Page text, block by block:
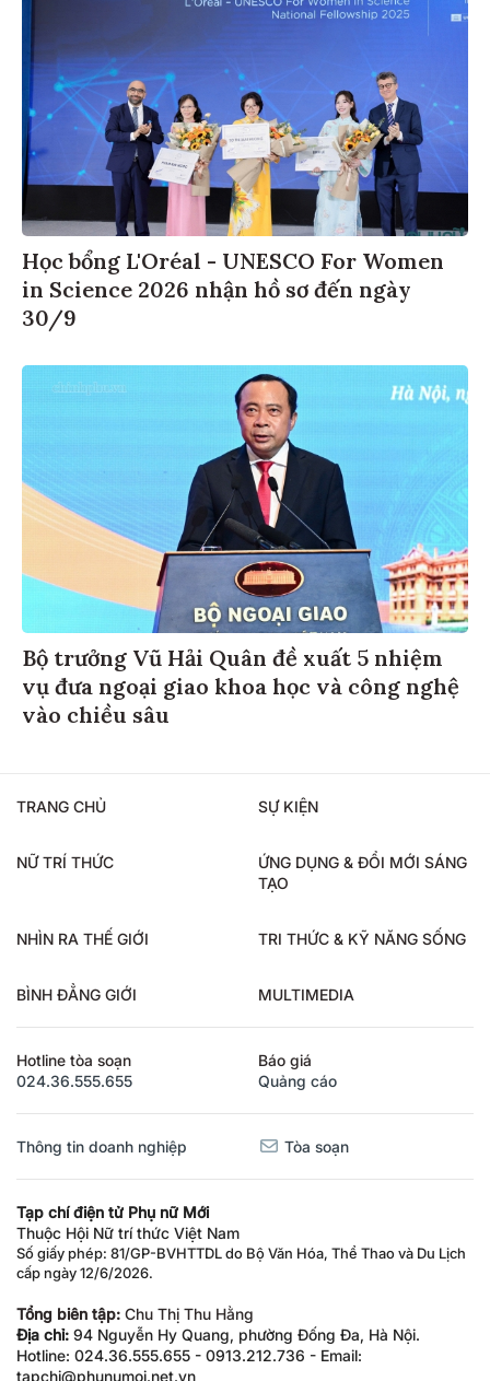
Học bổng L'Oréal - UNESCO For Women
in Science 2026 nhận hồ sơ đến ngày
30/9
Bộ trưởng Vũ Hải Quân đề xuất 5 nhiệm
vụ đưa ngoại giao khoa học và công nghệ
vào chiều sâu
TRANG CHỦ SỰ KIỆN
NỮ TRÍ THỨC
ỨNG DỤNG & ĐỔI MỚI SÁNG
TẠO
NHÌN RA THẾ GIỚI TRI THỨC & KỸ NĂNG SỐNG
BÌNH ĐẲNG GIỚI MULTIMEDIA
Hotline tòa soạn
024.36.555.655
Báo giá
Quảng cáo
Thông tin doanh nghiệp Tòa soạn
Tạp chí điện tử Phụ nữ Mới
Thuộc Hội Nữ trí thức Việt Nam
Số giấy phép: 81/GP-BVHTTDL do Bộ Văn Hóa, Thể Thao và Du Lịch
cấp ngày 12/6/2026.
Tổng biên tập: Chu Thị Thu Hằng
Địa chỉ: 94 Nguyễn Hy Quang, phường Đống Đa, Hà Nội.
Hotline: 024.36.555.655 - 0913.212.736 - Email:
tapchi@phunumoi.net.vn